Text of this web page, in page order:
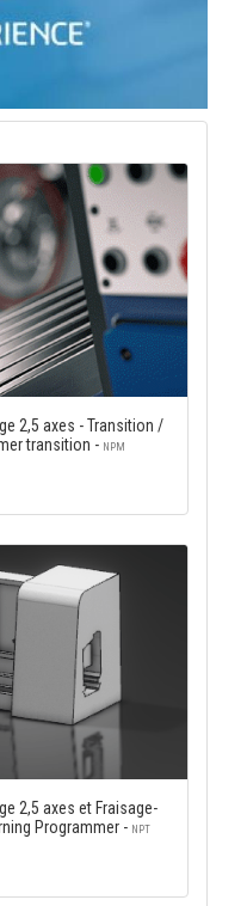
2,5 axes - Transition /
NC Prismatic Machine Programmer transition - NPM
2,5 axes et Fraisage-
Tournage / NC Prismatic and Turning Programmer - NPT